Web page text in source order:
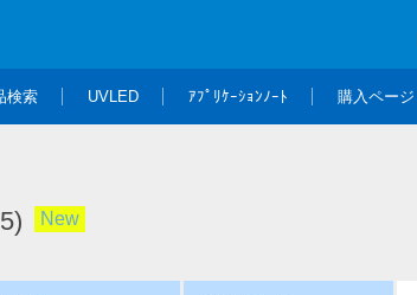
検索 UVLED ｱﾌﾟﾘｹｰｼｮﾝﾉｰﾄ 購入ページ
New